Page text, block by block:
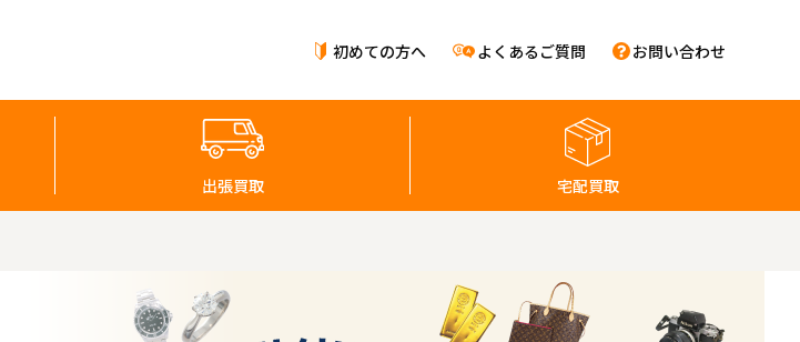
初めての方へ よくあるご質問 お問い合わせ
出張買取 宅配買取